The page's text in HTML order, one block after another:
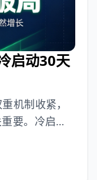
权；六是生态
是规避官方合
启动30天
机制收紧，
要。冷启动
大词、频繁改
波动，会被标